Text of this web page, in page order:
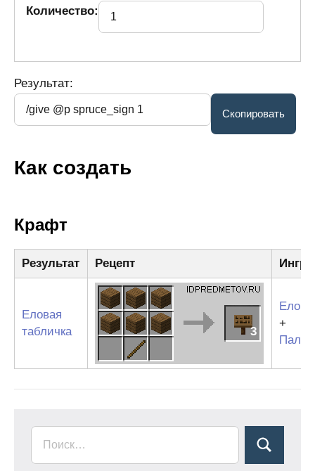
Количество:
Результат:
Как создать
Крафт
Результат Рецепт
Еловая
табличка
3
+
Палка